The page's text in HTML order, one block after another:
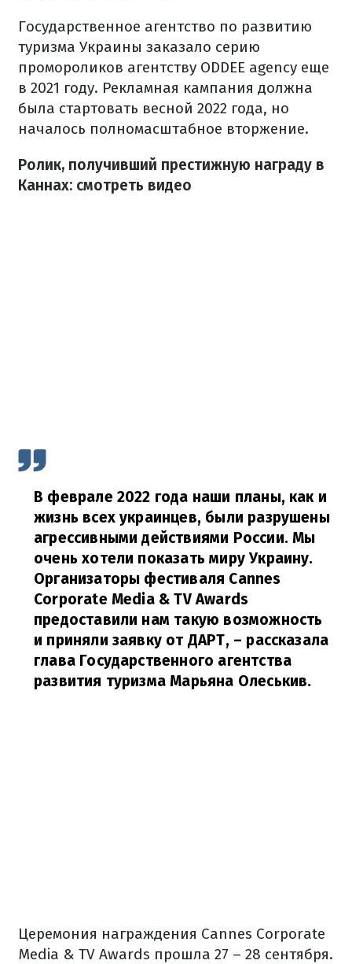
Государственное агентство по развитию
туризма Украины заказало серию
промороликов агентству ODDEE agency еще
в 2021 году. Рекламная кампания должна
была стартовать весной 2022 года, но
началось полномасштабное вторжение.
Ролик, получивший престижную награду в
Каннах: смотреть видео
В феврале 2022 года наши планы, как и
жизнь всех украинцев, были разрушены
агрессивными действиями России. Мы
очень хотели показать миру Украину.
Организаторы фестиваля Cannes
Corporate Media & TV Awards
предоставили нам такую возможность
и приняли заявку от ДАРТ, – рассказала
глава Государственного агентства
развития туризма Марьяна Олеськив.
Церемония награждения Cannes Corporate
Media & TV Awards прошла 27 – 28 сентября.